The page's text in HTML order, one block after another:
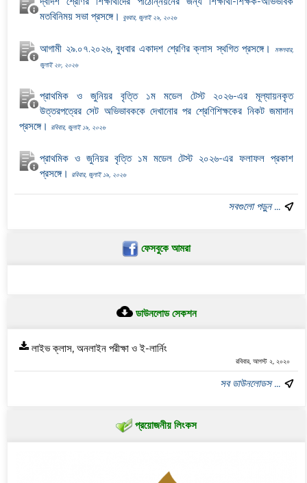
মতবিনিময় সভা প্রসঙ্গে।
বুধবার, জুলাই ২৯, ২০২৬
আগামী ২৯.০৭.২০২৬, বুধবার একাদশ শ্রেণির ক্লাস স্থগিত প্রসঙ্গে।
মঙ্গলবার,
জুলাই ২৮, ২০২৬
প্রাথমিক ও জুনিয়র বৃত্তি ১ম মডেল টেস্ট ২০২৬-এর মূল্যায়নকৃত
উত্তরপত্রের সেট অভিভাবককে দেখানোর পর শ্রেণিশিক্ষকের নিকট জমাদান
প্রসঙ্গে।
রবিবার, জুলাই ১৯, ২০২৬
প্রাথমিক ও জুনিয়র বৃত্তি ১ম মডেল টেস্ট ২০২৬-এর ফলাফল প্রকাশ
প্রসঙ্গে।
রবিবার, জুলাই ১৯, ২০২৬
সবগুলো পড়ুন ...
ফেসবুকে আমরা
ডাউনলোড সেকশন
লাইভ ক্লাস, অনলাইন পরীক্ষা ও ই-লার্নিং
রবিবার, আগস্ট ২, ২০২০
সব ডাউনলোডস ...
প্রয়োজনীয় লিংকস